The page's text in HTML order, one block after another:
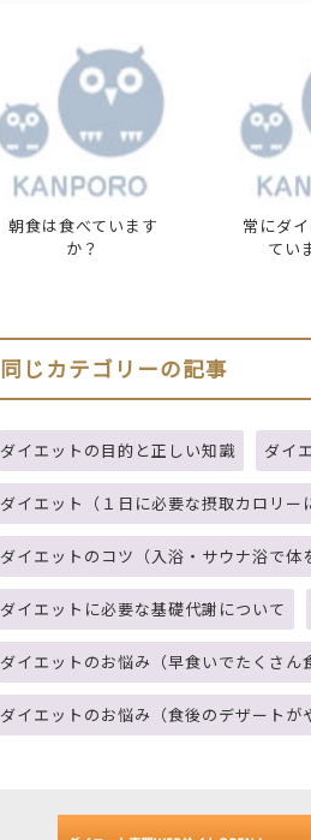
朝食は食べています
か？
常にダ
てい
同じカテゴリーの記事
ダイエットの目的と正しい知識 ダイ
ダイエット（１日に必要な摂取カロリー
ダイエットのコツ（入浴・サウナ浴で体
ダイエットに必要な基礎代謝について
ダイエットのお悩み（早食いでたくさん
ダイエットのお悩み（食後のデザートが